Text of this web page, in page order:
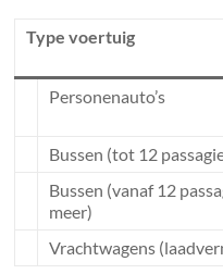
Type voertuig
Personenauto’s
Bussen (tot 12
Bussen (vanaf 12
meer)
Vrachtwagens